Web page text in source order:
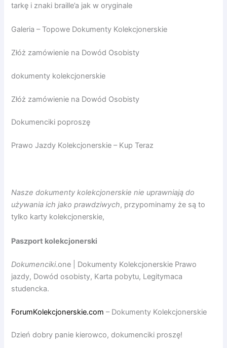
tarkę i znaki braille’a jak w oryginale
Galeria – Topowe Dokumenty Kolekcjonerskie
Złóż zamówienie na Dowód Osobisty
dokumenty kolekcjonerskie
Złóż zamówienie na Dowód Osobisty
Dokumenciki poproszę
Prawo Jazdy Kolekcjonerskie – Kup Teraz
Nasze dokumenty kolekcjonerskie nie uprawniają do
używania ich jako prawdziwych, przypominamy że są to
tylko karty kolekcjonerskie,
Paszport kolekcjonerski
Dokumenciki.one | Dokumenty Kolekcjonerskie Prawo
jazdy, Dowód osobisty, Karta pobytu, Legitymaca
studencka.
ForumKolekcjonerskie.com – Dokumenty Kolekcjonerskie
Dzień dobry panie kierowco, dokumenciki proszę!